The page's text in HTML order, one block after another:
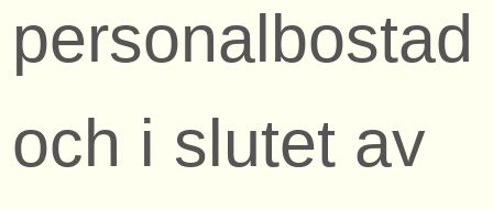
personalbostad
och i slutet av